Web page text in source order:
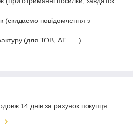
(скидаємо повідомлення з
(для ТОВ, АТ, .....)
14 днів за рахунок покупця